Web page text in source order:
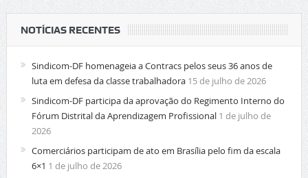
NOTÍCIAS RECENTES
Sindicom-DF homenageia a Contracs pelos seus 36 anos de
luta em defesa da classe trabalhadora 15 de julho de 2026
Sindicom-DF participa da aprovação do Regimento Interno do
Fórum Distrital da Aprendizagem Profissional 1 de julho de
2026
Comerciários participam de ato em Brasília pelo fim da escala
6×1 1 de julho de 2026